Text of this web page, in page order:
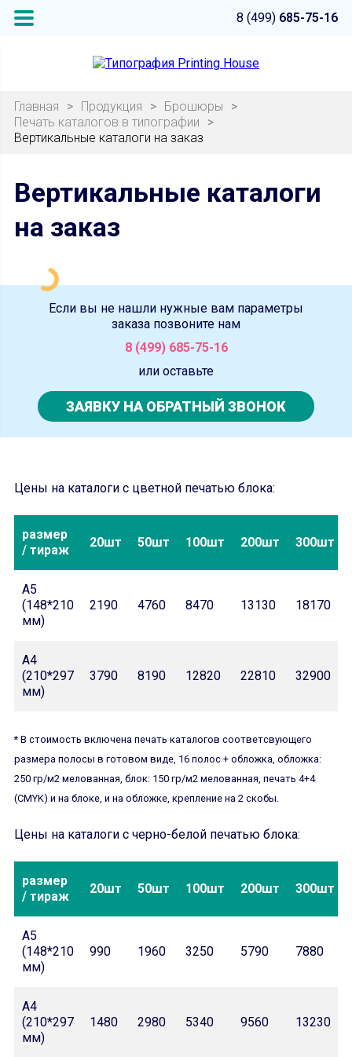
8 (499) 685-75-16
Главная > Продукция > Брошюры
>
Печать каталогов в типографии
>
Вертикальные каталоги на заказ
Вертикальные каталоги
на заказ
Если вы не нашли нужные вам параметры
заказа позвоните нам
8 (499) 685-75-16
или оставьте
ЗАЯВКУ НА ОБРАТНЫЙ ЗВОНОК
Цены на каталоги с цветной печатью блока:
размер
/ тираж
20шт 50шт 100шт 200шт 300шт
А5
(148*210
мм)
2190 4760 8470 13130 18170
А4
(210*297
мм)
3790 8190 12820 22810 32900
* В стоимость включена печать каталогов соответсвующего
размера полосы в готовом виде, 16 полос + обложка, обложка:
250 гр/м2 мелованная, блок: 150 гр/м2 мелованная, печать 4+4
(CMYK) и на блоке, и на обложке, крепление на 2 скобы.
Цены на каталоги с черно-белой печатью блока:
размер
/ тираж
20шт 50шт 100шт 200шт 300шт
А5
(148*210
мм)
990 1960 3250 5790 7880
А4
(210*297
мм)
1480 2980 5340 9560 13230